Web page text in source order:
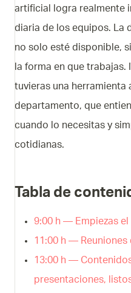
artificial logra realmente
diaria de los equipos. La
no solo esté disponible,
la forma en que trabajas.
tuvieras una herramienta
departamento, que
cuando lo necesitas y
cotidianas.
Tabla de
9:00 h — Empiezas
11:00 h — Reuniones
13:00 h —
presentaciones,